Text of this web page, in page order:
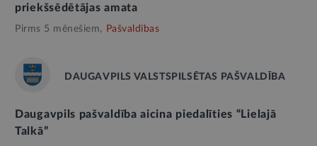
priekšsēdētājas amata
Pirms 5 mēnešiem, Pašvaldības
DAUGAVPILS VALSTSPILSĒTAS PAŠVALDĪBA
Daugavpils pašvaldība aicina piedalīties “Lielajā
Talkā”